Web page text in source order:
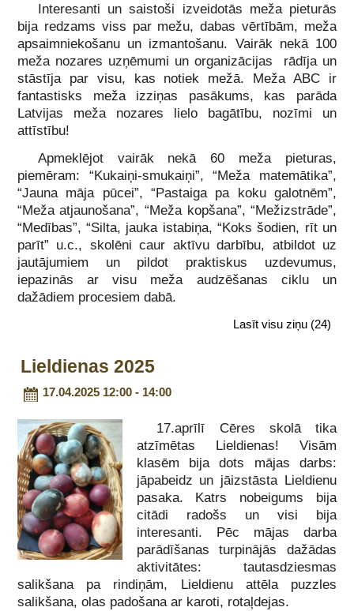
Interesanti un saistoši izveidotās meža pieturās
bija redzams viss par mežu, dabas vērtībām, meža
apsaimniekošanu un izmantošanu. Vairāk nekā 100
meža nozares uzņēmumi un organizācijas rādīja un
stāstīja par visu, kas notiek mežā. Meža ABC ir
fantastisks meža izziņas pasākums, kas parāda
Latvijas meža nozares lielo bagātību, nozīmi un
attīstību!
Apmeklējot vairāk nekā 60 meža pieturas,
piemēram: “Kukaiņi-smukaiņi”, “Meža matemātika”,
“Jauna māja pūcei”, “Pastaiga pa koku galotnēm”,
“Meža atjaunošana”, “Meža kopšana”, “Mežizstrāde”,
“Medības”, “Silta, jauka istabiņa, “Koks šodien, rīt un
parīt” u.c., skolēni caur aktīvu darbību, atbildot uz
jautājumiem un pildot praktiskus uzdevumus,
iepazinās ar visu meža audzēšanas ciklu un
dažādiem procesiem dabā.
Lasīt visu ziņu (24)
Lieldienas 2025
17.04.2025 12:00 - 14:00
17.aprīlī Cēres skolā tika
atzīmētas Lieldienas! Visām
klasēm bija dots mājas darbs:
jāpabeidz un jāizstāsta Lieldienu
pasaka. Katrs nobeigums bija
citādi radošs un visi bija
interesanti. Pēc mājas darba
parādīšanas turpinājās dažādas
aktivitātes: tautasdziesmas
salikšana pa rindiņām, Lieldienu attēla puzzles
salikšana, olas padošana ar karoti, rotaļdejas.